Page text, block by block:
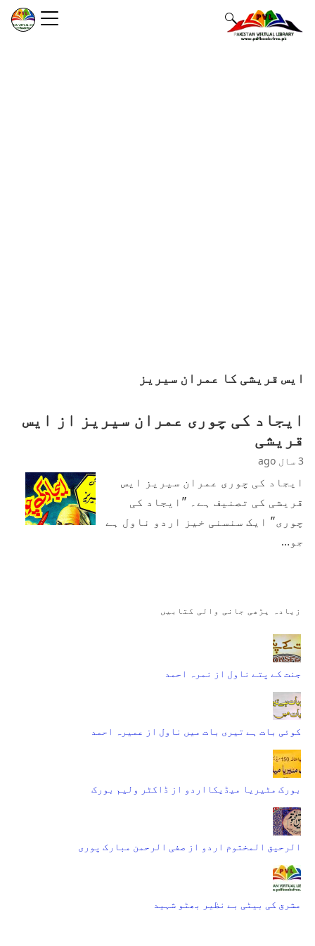
ایس قریشی کا عمران سیریز
ایجاد کی چوری عمران سیریز از ایس
قریشی
3 سال ago
ایجاد کی چوری عمران سیریز ایس
قریشی کی تصنیف ہے۔ "ایجاد کی
چوری" ایک سنسنی خیز اردو ناول ہے
جو…
زیادہ پڑھی جانی والی کتابیں
جنت کے پتے ناول از نمرہ احمد
کوئی بات ہے تیری بات میں ناول از عمیرہ احمد
بورک مٹیریا میڈیکااردو از ڈاکٹر ولیم بورک
الرحیق المختوم اردو از صفی الرحمن مبارک پوری
مشرق کی بیٹی بے نظیر بھٹو شہید